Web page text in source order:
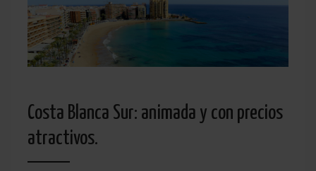
Costa Blanca Sur: animada y con precios
atractivos.